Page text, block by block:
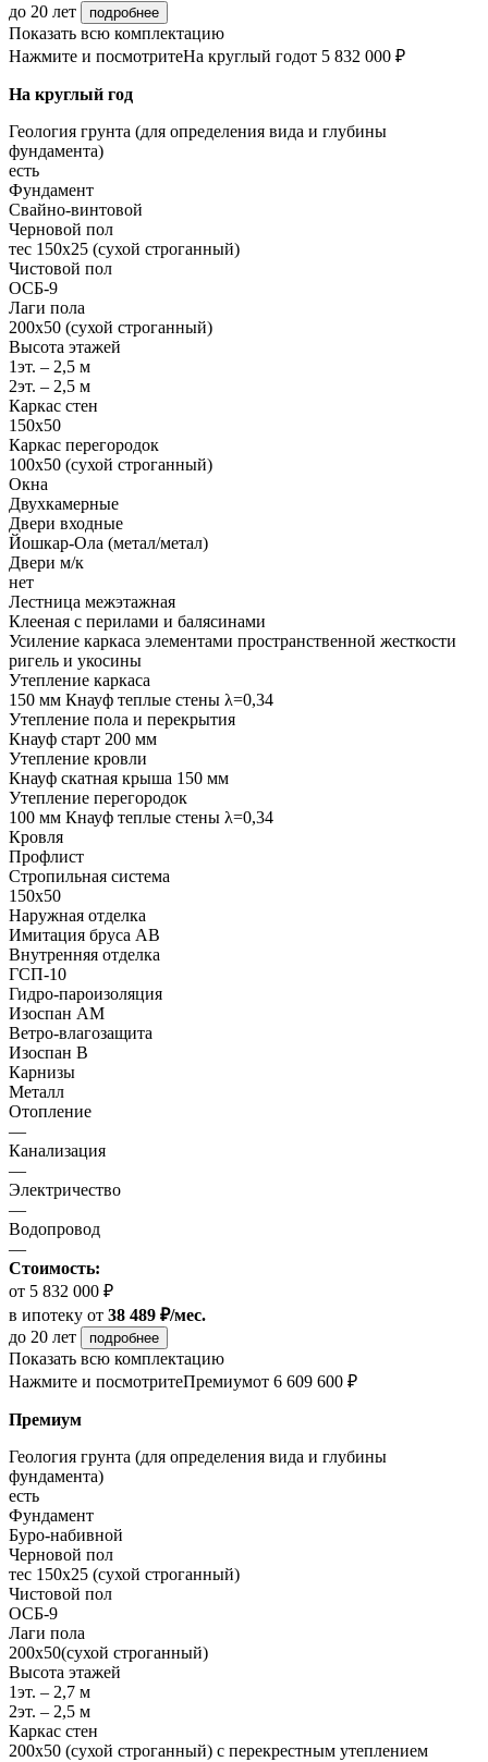
до 20 лет
подробнее
Показать всю комплектацию
Нажмите и посмотритеНа круглый годот 5 832 000 ₽
На круглый год
Геология грунта (для определения вида и глубины
фундамента)
есть
Фундамент
Свайно-винтовой
Черновой пол
тес 150х25 (сухой строганный)
Чистовой пол
ОСБ-9
Лаги пола
200х50 (сухой строганный)
Высота этажей
1эт. – 2,5 м
2эт. – 2,5 м
Каркас стен
150х50
Каркас перегородок
100х50 (сухой строганный)
Окна
Двухкамерные
Двери входные
Йошкар-Ола (метал/метал)
Двери м/к
нет
Лестница межэтажная
Клееная с перилами и балясинами
Усиление каркаса элементами пространственной жесткости
ригель и укосины
Утепление каркаса
150 мм Кнауф теплые стены λ=0,34
Утепление пола и перекрытия
Кнауф старт 200 мм
Утепление кровли
Кнауф скатная крыша 150 мм
Утепление перегородок
100 мм Кнауф теплые стены λ=0,34
Кровля
Профлист
Стропильная система
150х50
Наружная отделка
Имитация бруса АВ
Внутренняя отделка
ГСП-10
Гидро-пароизоляция
Изоспан АМ
Ветро-влагозащита
Изоспан В
Карнизы
Металл
Отопление
—
Канализация
—
Электричество
—
Водопровод
—
Стоимость:
от 5 832 000 ₽
в ипотеку от 38 489 ₽/мес.
до 20 лет
подробнее
Показать всю комплектацию
Нажмите и посмотритеПремиумот 6 609 600 ₽
Премиум
Геология грунта (для определения вида и глубины
фундамента)
есть
Фундамент
Буро-набивной
Черновой пол
тес 150х25 (сухой строганный)
Чистовой пол
ОСБ-9
Лаги пола
200х50(сухой строганный)
Высота этажей
1эт. – 2,7 м
2эт. – 2,5 м
Каркас стен
200х50 (сухой строганный) с перекрестным утеплением